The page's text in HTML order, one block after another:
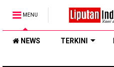
MENU
NEWS TERKINI